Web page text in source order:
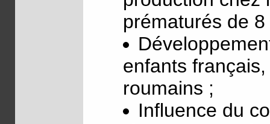
prématurés de
enfants
roumains ;
Influence du